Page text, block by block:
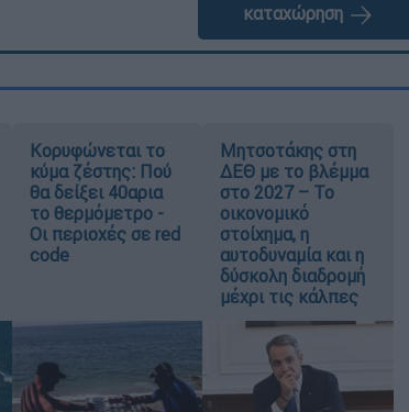
καταχώρηση
Κορυφώνεται το
κύμα ζέστης: Πού
θα δείξει 40αρια
το θερμόμετρο -
Οι περιοχές σε red
code
Μητσοτάκης στη
ΔΕΘ με το βλέμμα
στο 2027 – Το
οικονομικό
στοίχημα, η
αυτοδυναμία και η
δύσκολη διαδρομή
μέχρι τις κάλπες